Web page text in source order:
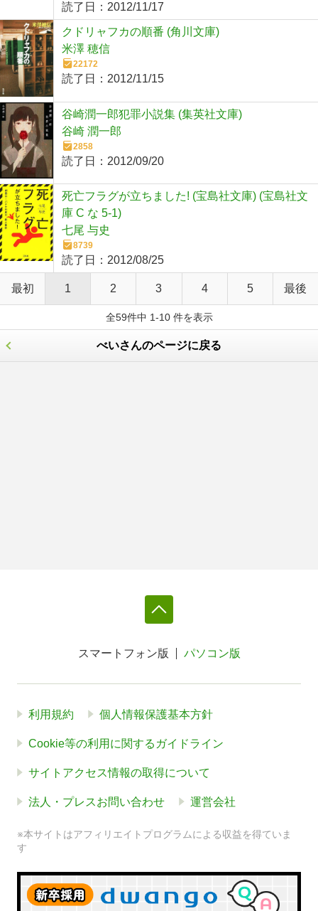
読了日： 2012/11/17
クドリャフカの順番 (角川文庫)
米澤 穂信
22172
読了日： 2012/11/15
谷崎潤一郎犯罪小説集 (集英社文庫)
谷崎 潤一郎
2858
読了日： 2012/09/20
死亡フラグが立ちました! (宝島社文庫) (宝島社文
庫 C な 5-1)
七尾 与史
8739
読了日： 2012/08/25
最初 1 2 3 4 5 最後
全59件中 1-10 件を表示
べいさんのページに戻る
スマートフォン版 パソコン版
利用規約 個人情報保護基本方針
Cookie等の利用に関するガイドライン
サイトアクセス情報の取得について
法人・プレスお問い合わせ 運営会社
※本サイトはアフィリエイトプログラムによる収益を得ていま
す